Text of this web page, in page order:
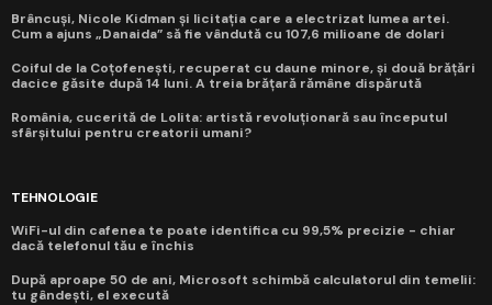
Brâncuși, Nicole Kidman și licitația care a electrizat lumea artei.
Cum a ajuns „Danaida” să fie vândută cu 107,6 milioane de dolari
Coiful de la Coțofenești, recuperat cu daune minore, și două brățări
dacice găsite după 14 luni. A treia brățară rămâne dispărută
România, cucerită de Lolita: artistă revoluționară sau începutul
sfârșitului pentru creatorii umani?
TEHNOLOGIE
WiFi-ul din cafenea te poate identifica cu 99,5% precizie - chiar
dacă telefonul tău e închis
După aproape 50 de ani, Microsoft schimbă calculatorul din temelii:
tu gândești, el execută